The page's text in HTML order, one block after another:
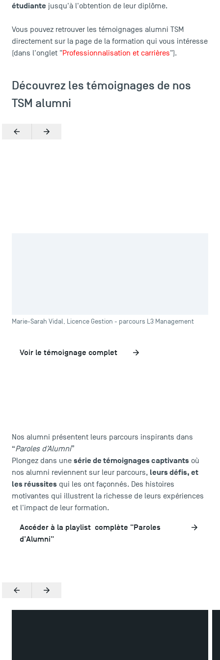
Campus tour
étudiante jusqu'à l'obtention de leur diplôme.
Vous pouvez retrouver les témoignages alumni TSM
directement sur la page de la formation qui vous intéresse
(dans l'onglet "Professionnalisation et carrières").
Découvrez les témoignages de nos
TSM alumni
PrécédentSuivant
Marie-Sarah Vidal, Licence Gestion - parcours L3 Management
Voir le témoignage complet
Nos alumni présentent leurs parcours inspirants dans
“Paroles d’Alumni”
Plongez dans une série de témoignages captivants où
nos alumni reviennent sur leur parcours, leurs défis, et
les réussites qui les ont façonnés. Des histoires
motivantes qui illustrent la richesse de leurs expériences
et l'impact de leur formation.
Accéder à la playlist complète "Paroles
d'Alumni"
PrécédentSuivant